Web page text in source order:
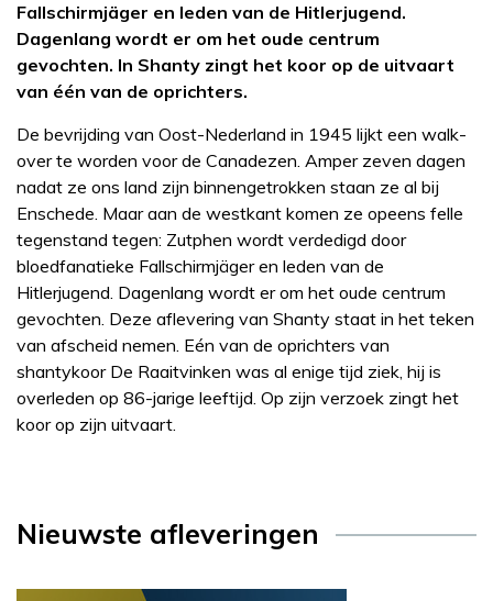
Fallschirmjäger en leden van de Hitlerjugend.
Dagenlang wordt er om het oude centrum
gevochten. In Shanty zingt het koor op de uitvaart
van één van de oprichters.
De bevrijding van Oost-Nederland in 1945 lijkt een walk-
over te worden voor de Canadezen. Amper zeven dagen
nadat ze ons land zijn binnengetrokken staan ze al bij
Enschede. Maar aan de westkant komen ze opeens felle
tegenstand tegen: Zutphen wordt verdedigd door
bloedfanatieke Fallschirmjäger en leden van de
Hitlerjugend. Dagenlang wordt er om het oude centrum
gevochten. Deze aflevering van Shanty staat in het teken
van afscheid nemen. Eén van de oprichters van
shantykoor De Raaitvinken was al enige tijd ziek, hij is
overleden op 86-jarige leeftijd. Op zijn verzoek zingt het
koor op zijn uitvaart.
Nieuwste afleveringen